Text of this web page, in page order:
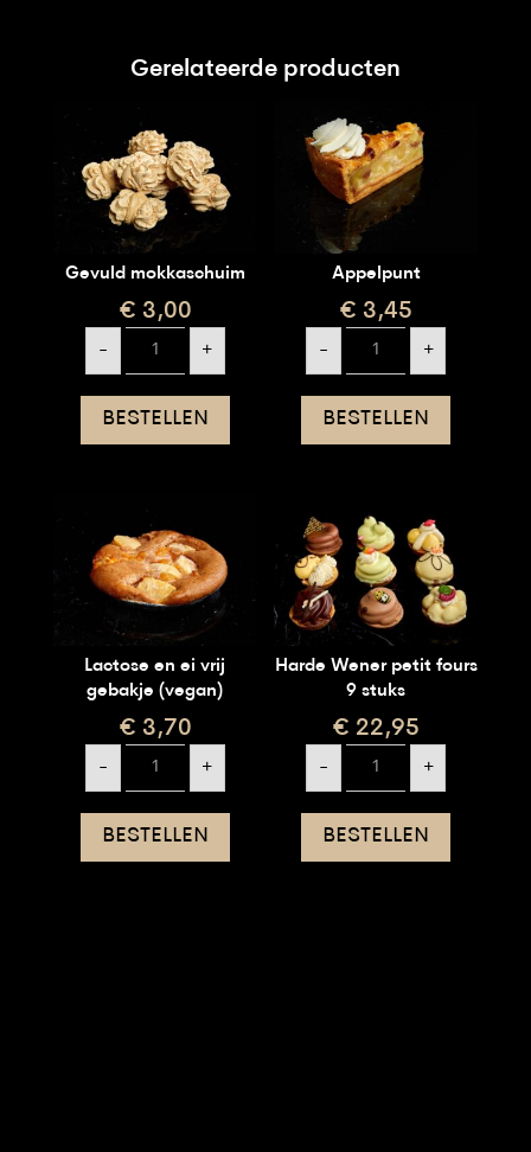
Gerelateerde producten
Gevuld mokkaschuim
€ 3,00
-
mokkaschuim
aantal
+
BESTELLEN
Appelpunt
€ 3,45
-
aantal
+
BESTELLEN
Lactose en ei vrij
gebakje (vegan)
€ 3,70
-
ei
vrij
gebakje
(vegan)
aantal
+
BESTELLEN
Harde Wener petit fours
9 stuks
€ 22,95
-
Wener
petit
fours
9
stuks
aantal
+
BESTELLEN